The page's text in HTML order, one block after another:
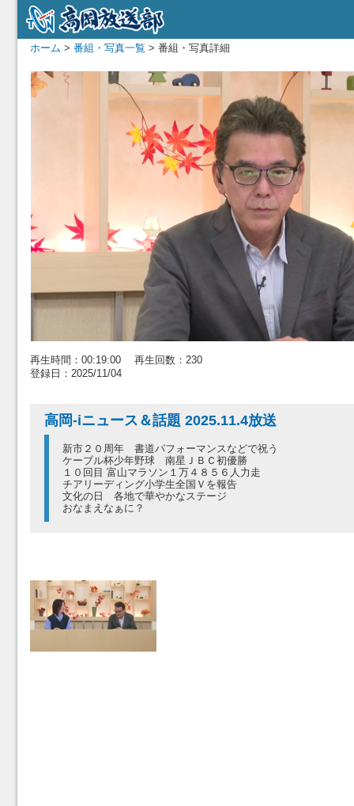
ホーム > 番組・写真一覧 > 番組・写真詳細
再生時間：00:19:00 再生回数：230
登録日：2025/11/04
高岡-iニュース＆話題 2025.11.4放送
新市２０周年 書道パフォーマンスなどで祝う
ケーブル杯少年野球 南星ＪＢＣ初優勝
１０回目 富山マラソン１万４８５６人力走
チアリーディング小学生全国Ｖを報告
文化の日 各地で華やかなステージ
おなまえなぁに？